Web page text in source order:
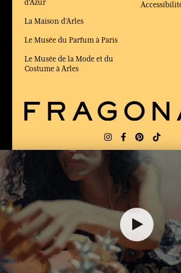
d'Azur
La Maison d'Arles
Le Musée du Parfum à Paris
Le Musée de la Mode et du
Costume à Arles
FR
ÉLU MEILLEUR SITE DE
en ligne 2025 par le magazine Capital